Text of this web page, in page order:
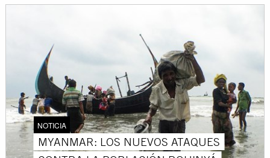
NOTICIA
MYANMAR: LOS NUEVOS ATAQUES